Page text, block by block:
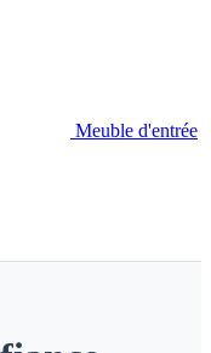
Meuble d'entrée